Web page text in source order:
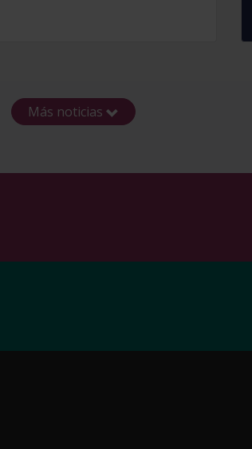
Más noticias